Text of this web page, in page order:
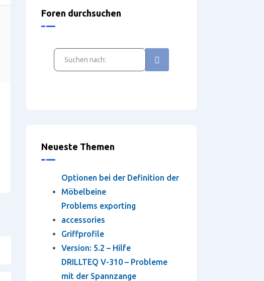
Foren durchsuchen
Neueste Themen
Optionen bei der Definition der
Möbelbeine
Problems exporting
accessories
Griffprofile
Version: 5.2 – Hilfe
DRILLTEQ V-310 – Probleme
mit der Spannzange